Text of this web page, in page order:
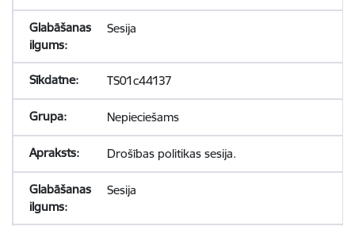
Sesija
TS01c44137
Nepieciešams
Drošības politikas sesija.
Sesija